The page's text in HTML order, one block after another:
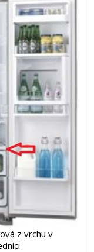
z vrchu v